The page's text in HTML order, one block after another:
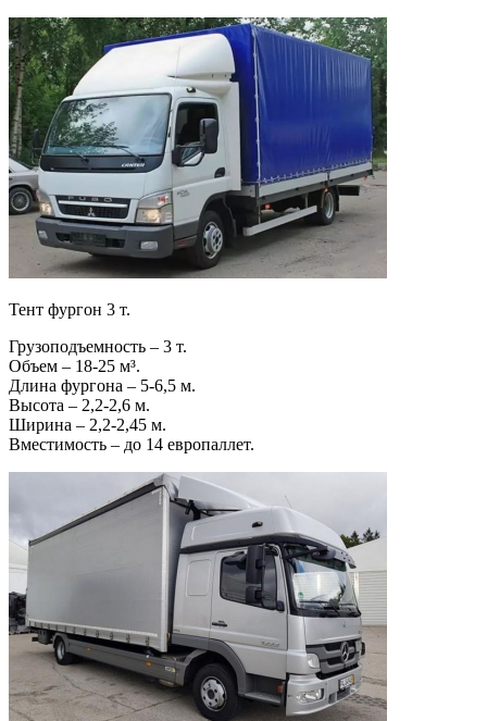
Тент фургон 3 т.
Грузоподъемность – 3 т.
Объем – 18-25 м³.
Длина фургона – 5-6,5 м.
Высота – 2,2-2,6 м.
Ширина – 2,2-2,45 м.
Вместимость – до 14 европаллет.